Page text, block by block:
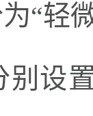
“轻
别设